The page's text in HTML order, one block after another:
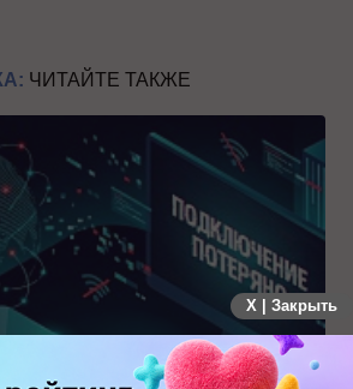
ЧИТАЙТЕ ТАКЖЕ
рунете: пользователи не могут
X | Закрыть